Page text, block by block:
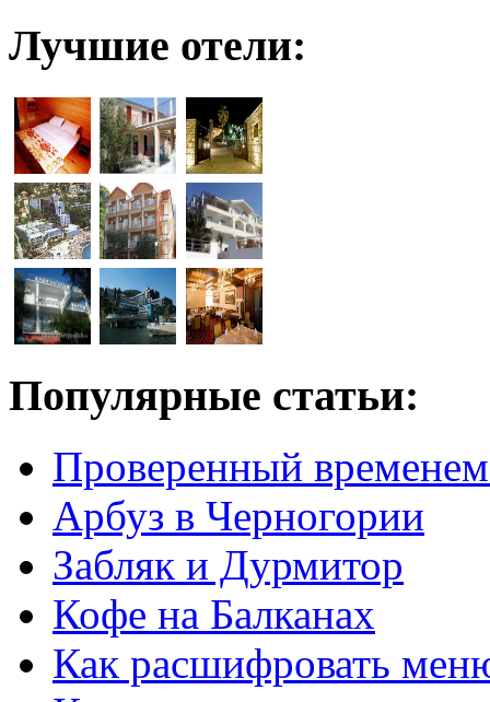
Лучшие отели:
Популярные статьи:
Проверенный временем
Арбуз в Черногории
Забляк и Дурмитор
Кофе на Балканах
Как расшифровать